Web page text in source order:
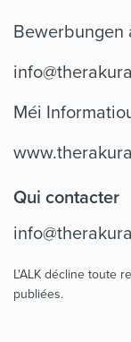
Bewerbungen
Méi
Qui contacter
L'ALK décline toute
publiées.